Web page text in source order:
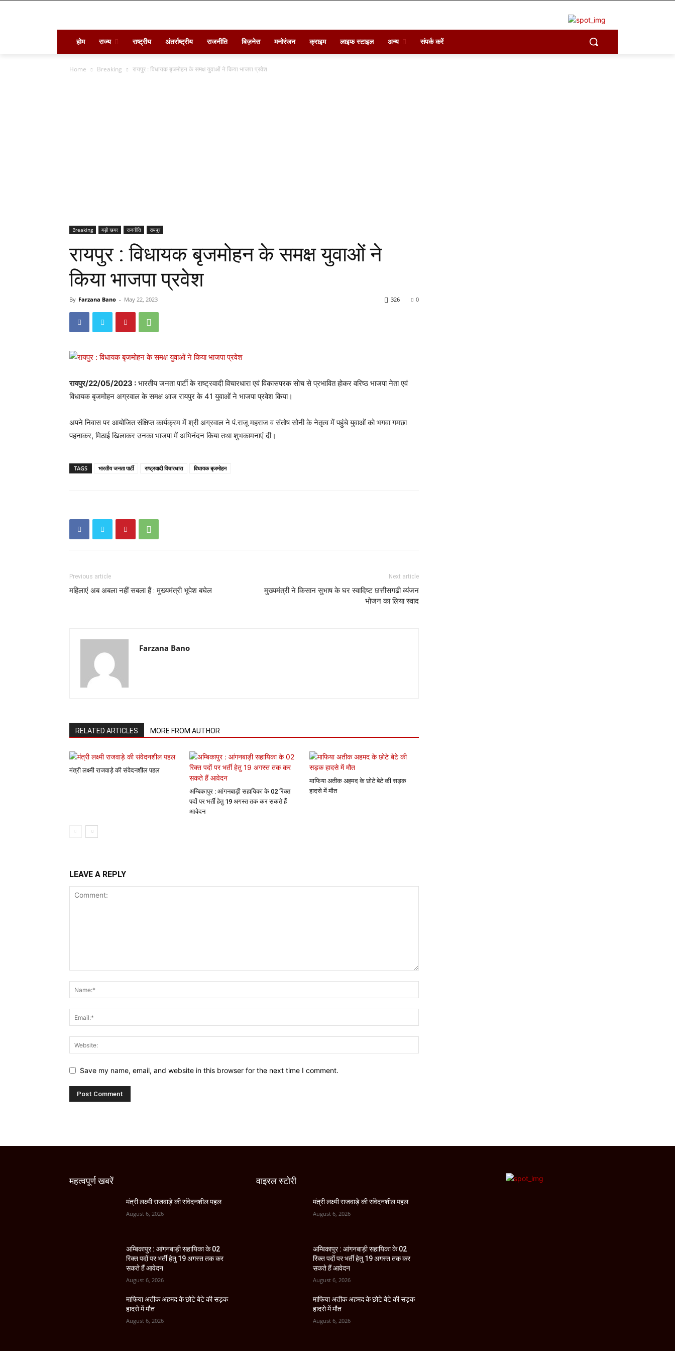
होम राज्य राष्ट्रीय अंतर्राष्ट्रीय राजनीति बिज़नेस मनोरंजन क्राइम लाइफ स्टाइल अन्य संपर्क करें
Home Breaking रायपुर : विधायक बृजमोहन के समक्ष युवाओं ने किया भाजपा प्रवेश
Breaking बड़ी खबर राजनीति रायपुर
रायपुर : विधायक बृजमोहन के समक्ष युवाओं ने
किया भाजपा प्रवेश
By Farzana Bano - May 22, 2023 0
326
रायपुर/22/05/2023 : भारतीय जनता पार्टी के राष्ट्रवादी विचारधारा एवं विकासपरक सोच से प्रभावित होकर वरिष्ठ भाजपा नेता एवं
विधायक बृजमोहन अग्रवाल के समक्ष आज रायपुर के 41 युवाओं ने भाजपा प्रवेश किया।
अपने निवास पर आयोजित संक्षिप्त कार्यक्रम में श्री अग्रवाल ने पं.राजू महराज व संतोष सोनी के नेतृत्व में पहुंचे युवाओं को भगवा गमछा
पहनाकर, मिठाई खिलाकर उनका भाजपा में अभिनंदन किया तथा शुभकामनाएं दी।
TAGS भारतीय जनता पार्टी राष्ट्रवादी विचारधारा विधायक बृजमोहन
Previous article
महिलाएं अब अबला नहीं सबला हैं : मुख्यमंत्री भूपेश बघेल
Next article
मुख्यमंत्री ने किसान सुभाष के घर स्वादिष्ट छत्तीसगढी व्यंजन
भोजन का लिया स्वाद
Farzana Bano
RELATED ARTICLES MORE FROM AUTHOR
मंत्री लक्ष्मी राजवाड़े की संवेदनशील पहल
अम्बिकापुर : आंगनबाड़ी सहायिका के 02 रिक्त
पदों पर भर्ती हेतु 19 अगस्त तक कर सकते हैं
आवेदन
माफिया अतीक अहमद के छोटे बेटे की सड़क
हादसे में मौत
LEAVE A REPLY
Save my name, email, and website in this browser for the next time I comment.
महत्वपूर्ण खबरें
मंत्री लक्ष्मी राजवाड़े की संवेदनशील पहल
August 6, 2026
अम्बिकापुर : आंगनबाड़ी सहायिका के 02
रिक्त पदों पर भर्ती हेतु 19 अगस्त तक कर
सकते हैं आवेदन
August 6, 2026
माफिया अतीक अहमद के छोटे बेटे की सड़क
हादसे में मौत
August 6, 2026
वाइरल स्टोरी
मंत्री लक्ष्मी राजवाड़े की संवेदनशील पहल
August 6, 2026
अम्बिकापुर : आंगनबाड़ी सहायिका के 02
रिक्त पदों पर भर्ती हेतु 19 अगस्त तक कर
सकते हैं आवेदन
August 6, 2026
माफिया अतीक अहमद के छोटे बेटे की सड़क
हादसे में मौत
August 6, 2026